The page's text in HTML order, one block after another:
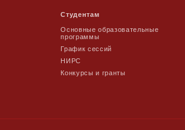
Студентам
Основные образовательные
программы
График сессий
НИРС
Конкурсы и гранты